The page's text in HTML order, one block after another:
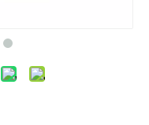
ระดับอัตโนมัติ